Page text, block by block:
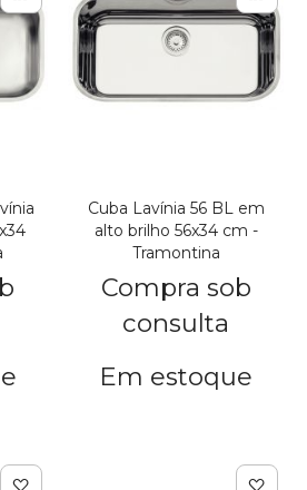
Adicionar para
Cuba Lavínia 56 BL em
alto brilho 56x34 cm -
Tramontina
Compra sob
consulta
Em estoque